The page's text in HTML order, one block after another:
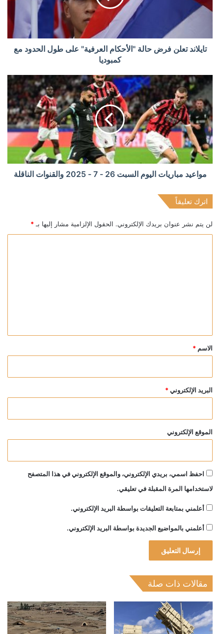
تايلاند تعلن فرض حالة "الأحكام العرفية" على طول الحدود مع
كمبوديا
مواعيد مباريات اليوم السبت 26 - 7 - 2025 والقنوات الناقلة
اترك تعليقاً
لن يتم نشر عنوان بريدك الإلكتروني. الحقول الإلزامية مشار إليها بـ *
*
الاسم *
البريد الإلكتروني *
الموقع الإلكتروني
احفظ اسمي، بريدي الإلكتروني، والموقع الإلكتروني في هذا المتصفح
لاستخدامها المرة المقبلة في تعليقي.
أعلمني بمتابعة التعليقات بواسطة البريد الإلكتروني.
أعلمني بالمواضيع الجديدة بواسطة البريد الإلكتروني.
مقالات ذات صلة